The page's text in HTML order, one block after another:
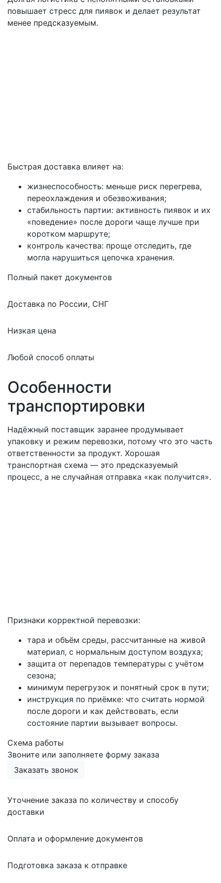
повышает стресс для пиявок и делает результат
менее предсказуемым.
Быстрая доставка влияет на:
жизнеспособность: меньше риск перегрева,
переохлаждения и обезвоживания;
стабильность партии: активность пиявок и их
«поведение» после дороги чаще лучше при
коротком маршруте;
контроль качества: проще отследить, где
могла нарушиться цепочка хранения.
Полный пакет документов
Доставка по России, СНГ
Низкая цена
Любой способ оплаты
Особенности
транспортировки
Надёжный поставщик заранее продумывает
упаковку и режим перевозки, потому что это часть
ответственности за продукт. Хорошая
транспортная схема — это предсказуемый
процесс, а не случайная отправка «как получится».
Признаки корректной перевозки:
тара и объём среды, рассчитанные на живой
материал, с нормальным доступом воздуха;
защита от перепадов температуры с учётом
сезона;
минимум перегрузок и понятный срок в пути;
инструкция по приёмке: что считать нормой
после дороги и как действовать, если
состояние партии вызывает вопросы.
Схема работы
Звоните или заполняете форму заказа
Заказать звонок
Уточнение заказа по количеству и способу
доставки
Оплата и оформление документов
Подготовка заказа к отправке